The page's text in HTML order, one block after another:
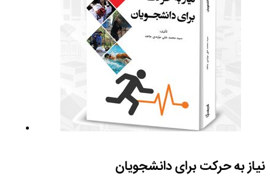
نیاز به حرکت برای دانشجویان